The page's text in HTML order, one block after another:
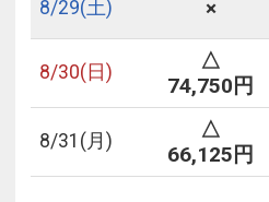
8/29(土) ×
8/30(日)
△
74,750円
8/31 (月)
△
66,125円